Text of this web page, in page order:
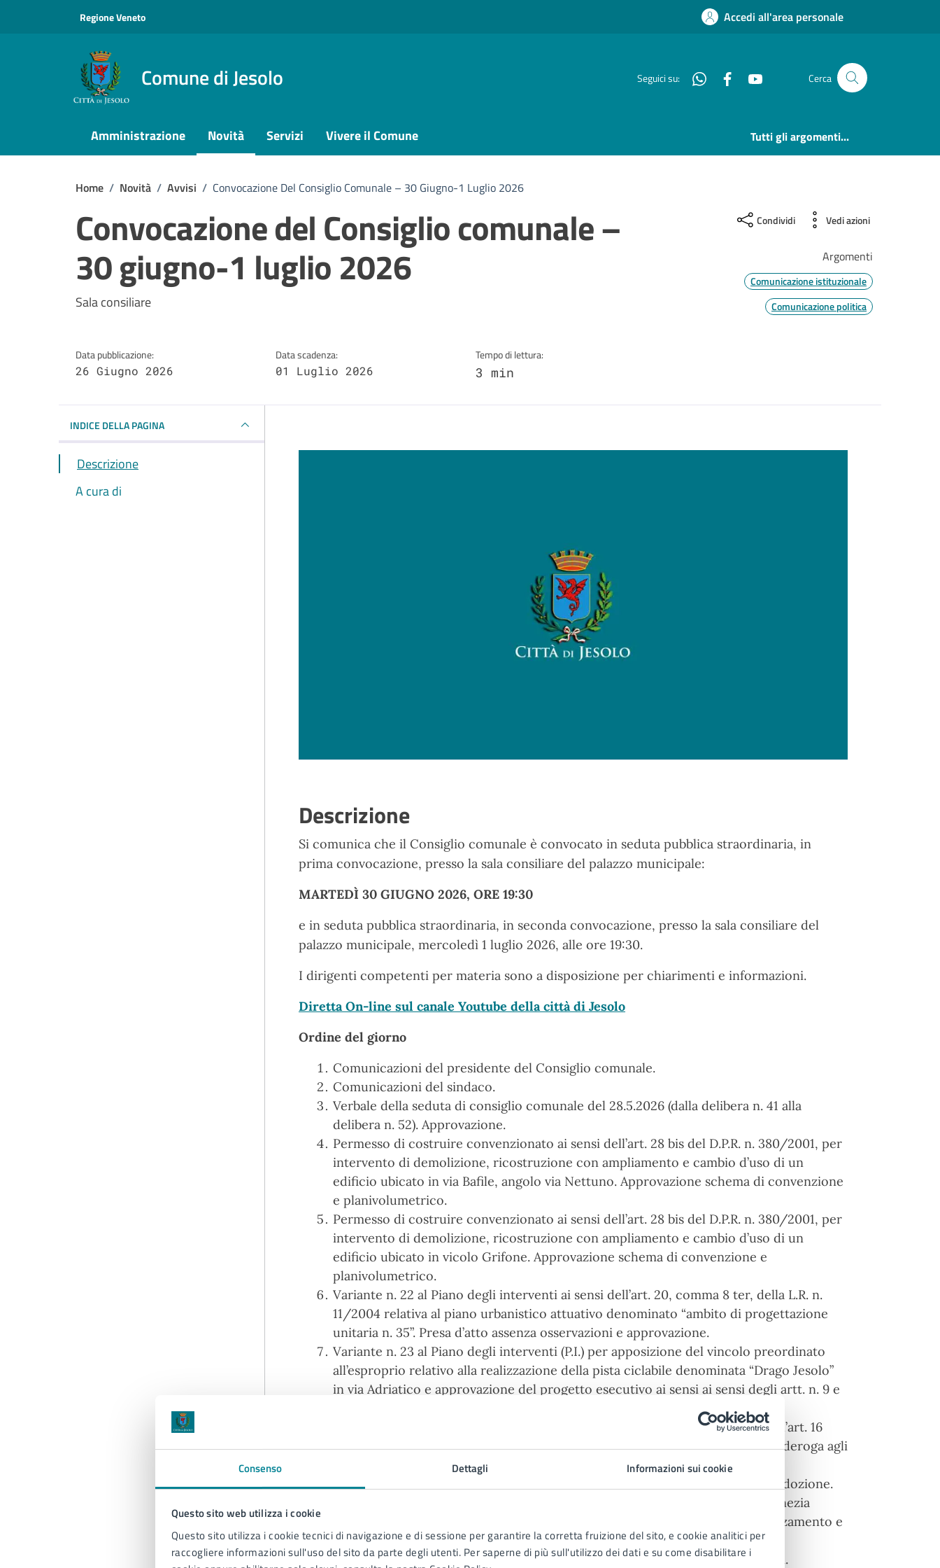
Consenso Dettagli Informazioni sui cookie
Questo sito web utilizza i cookie
Questo sito utilizza i cookie tecnici di navigazione e di sessione per garantire la corretta fruizione del sito, e cookie analitici per
raccogliere informazioni sull'uso del sito da parte degli utenti. Per saperne di più sull'utilizzo dei dati e su come disabilitare i
Regione Veneto Accedi all'area personale
Comune di Jesolo Seguici su: WhatsappFacebook Cerca
Amministrazione Novità Servizi Vivere il Comune Tutti gli argomenti...
Home / Novità / Avvisi / Convocazione Del Consiglio Comunale – 30 Giugno-1 Luglio 2026
Convocazione del Consiglio comunale –
30 giugno-1 luglio 2026
Dettagli della notizia
Sala consiliare
Data pubblicazione:
26 Giugno 2026
Data scadenza:
01 Luglio 2026
Tempo di lettura:
3 min
Condividi Vedi azioni
Argomenti
Comunicazione istituzionale
Comunicazione politica
INDICE DELLA PAGINA
Descrizione
A cura di
Descrizione
Si comunica che il Consiglio comunale è convocato in seduta pubblica straordinaria, in
prima convocazione, presso la sala consiliare del palazzo municipale:
MARTEDÌ 30 GIUGNO 2026, ORE 19:30
e in seduta pubblica straordinaria, in seconda convocazione, presso la sala consiliare del
palazzo municipale, mercoledì 1 luglio 2026, alle ore 19:30.
I dirigenti competenti per materia sono a disposizione per chiarimenti e informazioni.
Diretta On-line sul canale Youtube della città di Jesolo
Ordine del giorno
Comunicazioni del presidente del Consiglio comunale.
Comunicazioni del sindaco.
Verbale della seduta di consiglio comunale del 28.5.2026 (dalla delibera n. 41 alla
delibera n. 52). Approvazione.
Permesso di costruire convenzionato ai sensi dell’art. 28 bis del D.P.R. n. 380/2001, per
intervento di demolizione, ricostruzione con ampliamento e cambio d’uso di un
edificio ubicato in via Bafile, angolo via Nettuno. Approvazione schema di convenzione
e planivolumetrico.
Permesso di costruire convenzionato ai sensi dell’art. 28 bis del D.P.R. n. 380/2001, per
intervento di demolizione, ricostruzione con ampliamento e cambio d’uso di un
edificio ubicato in vicolo Grifone. Approvazione schema di convenzione e
planivolumetrico.
Variante n. 22 al Piano degli interventi ai sensi dell’art. 20, comma 8 ter, della L.R. n.
11/2004 relativa al piano urbanistico attuativo denominato “ambito di progettazione
unitaria n. 35”. Presa d’atto assenza osservazioni e approvazione.
Variante n. 23 al Piano degli interventi (P.I.) per apposizione del vincolo preordinato
all’esproprio relativo alla realizzazione della pista ciclabile denominata “Drago Jesolo”
in via Adriatico e approvazione del progetto esecutivo ai sensi ai sensi degli artt. n. 9 e
19 D.P.R. n. 327/2001 e dell’art. 24 della L.R. n. 27/2003. Adozione.
Regolamento per la determinazione del contributo straordinario ai sensi dell’art. 16
comma 4, lettera d-ter) del D.P.R. n. 380/2001 per interventi in variante o in deroga agli
strumenti urbanistici. Approvazione modifiche.
D.G.R.V. 251/2018. Piano di gestione del demanio della navigazione interna. Adozione.
Piano d’azione congiunto per l’energia sostenibile e il clima (PAESC) della Venezia
Orientale resiliente – secondo monitoraggio. Presa d’atto dello stato di avanzamento e
approvazione documenti di monitoraggio.
Regolamento per l’installazione e l’esercizio di spettacoli viaggianti e circensi.